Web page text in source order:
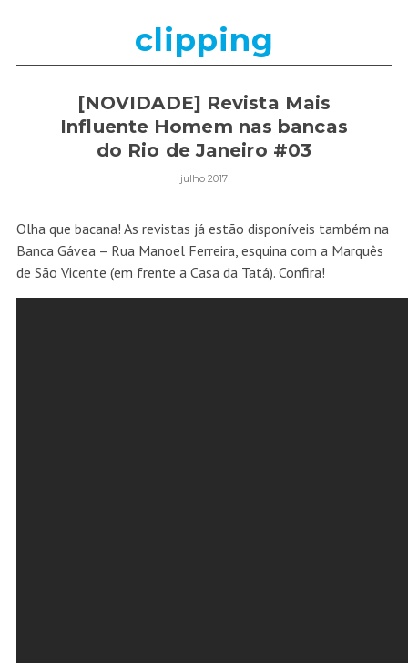
clipping
[NOVIDADE] Revista Mais
Influente Homem nas bancas
do Rio de Janeiro #03
julho 2017
Olha que bacana! As revistas já estão disponíveis também na
Banca Gávea – Rua Manoel Ferreira, esquina com a Marquês
de São Vicente (em frente a Casa da Tatá). Confira!